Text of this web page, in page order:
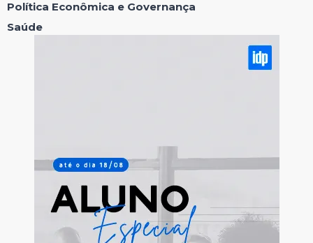
Política Econômica e Governança
Saúde